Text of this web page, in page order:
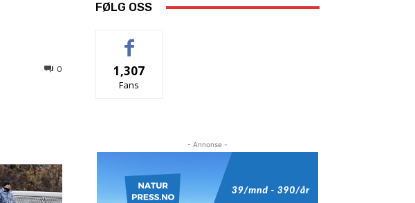
0
FØLG OSS
1,307
Fans
- Annonse -